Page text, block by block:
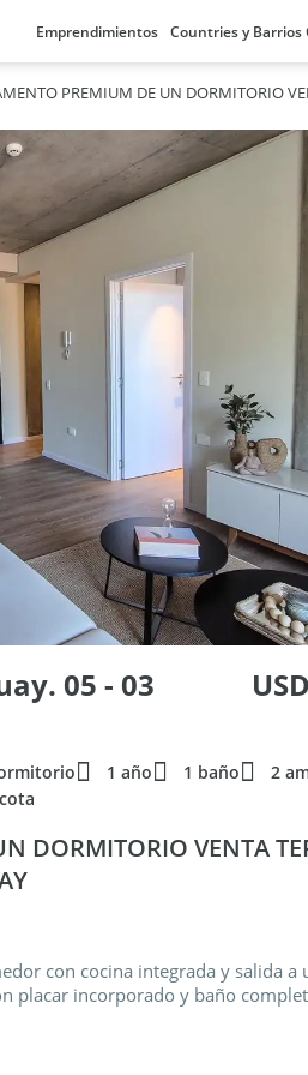
Emprendimientos Countries y Barrios
05 - 03
1 año 1 baño
2
DORMITORIO VENTA
con cocina integrada y salida a
placar incorporado y baño